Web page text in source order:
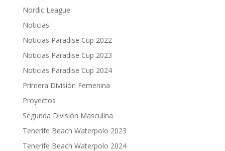
Nordic League
Noticias
Noticias Paradise Cup 2022
Noticias Paradise Cup 2023
Noticias Paradise Cup 2024
Primera División Femenina
Proyectos
Segunda División Masculina
Tenerife Beach Waterpolo 2023
Tenerife Beach Waterpolo 2024